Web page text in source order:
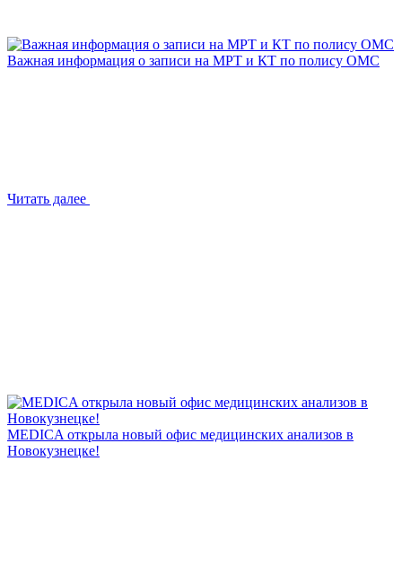
Важная информация о записи на МРТ и КТ по полису ОМС
Читать далее
MEDICA открыла новый офис медицинских анализов в
Новокузнецке!